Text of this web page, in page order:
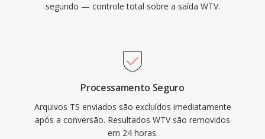
segundo — controle total sobre a saída WTV.
Processamento Seguro
Arquivos TS enviados são excluídos imediatamente
após a conversão. Resultados WTV são removidos
em 24 horas.